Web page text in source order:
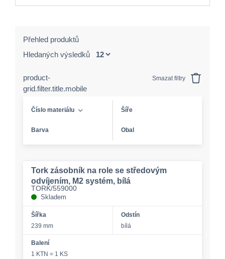
Přehled produktů
Hledaných výsledků
product-
grid.filter.title.mobile
Smazat filtry
Číslo materiálu Šíře
Barva Obal
Tork zásobník na role se středovým
odvíjením, M2 systém, bílá
TORK/559000
Skladem
Šířka
239 mm
Odstín
bílá
Balení
1 KTN = 1 KS